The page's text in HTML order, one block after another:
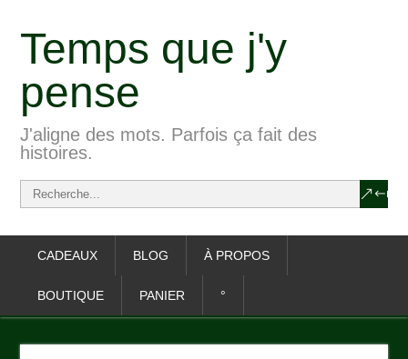
Temps que j'y
pense
J'aligne des mots. Parfois ça fait des
histoires.
CADEAUX BLOG À PROPOS
BOUTIQUE PANIER °